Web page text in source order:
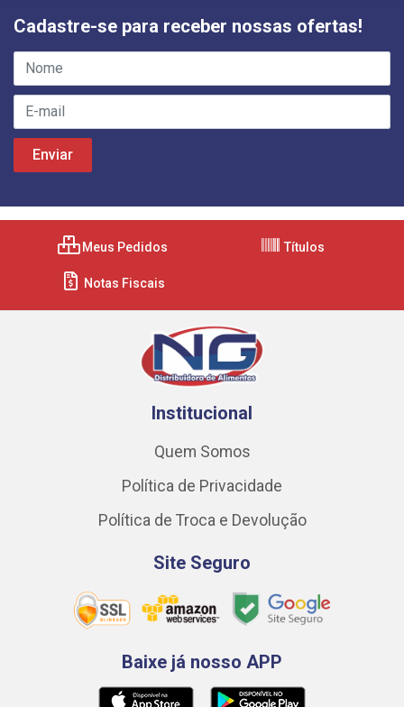
Cadastre-se para receber nossas ofertas!
Meus Pedidos Títulos
Notas Fiscais
Institucional
Quem Somos
Política de Privacidade
Política de Troca e Devolução
Site Seguro
Baixe já nosso APP